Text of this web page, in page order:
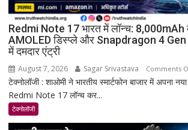
Redmi Note 17 भारत में लॉन्च: 8,000mAh
AMOLED डिस्प्ले और Snapdragon 4
में दमदार एंट्री
August 7, 2026 Sagar Srivastava Comments
टेक्नोलॉजी : शाओमी ने भारतीय स्मार्टफोन बाजार में अपना
Redmi Note 17 लॉन्च कर...
टेक्नोलॉजी